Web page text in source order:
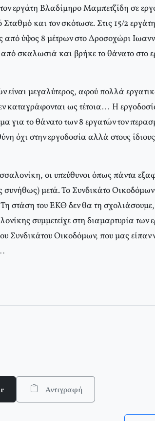
εργάτη Βλαδίμηρο Μαμπετζίδη σε
και τον σκότωσε. Στις 15/2
ύψος 8 μέτρων στο Δροσοχώρι
σκαλωσιά και βρήκε το θάνατο στο
είναι μεγαλύτερος, αφού πολλά
καταγράφονται ως τέτοια… Η
για το θάνατο των 8 εργατών τον
όχι στην εργοδοσία αλλά στους
οι υπεύθυνοι όπως πάντα
μετά. Το Συνδικάτο
στάση του ΕΚΘ δεν θα τη
συμμετείχε στη διαμαρτυρία των
Συνδικάτου Οικοδόμων, που μας
της Αριστεράς με αφιέρωμα στο Παγκόσμιο
Αντιγραφή